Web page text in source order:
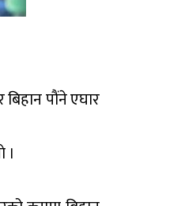
पाैंने एघार
।